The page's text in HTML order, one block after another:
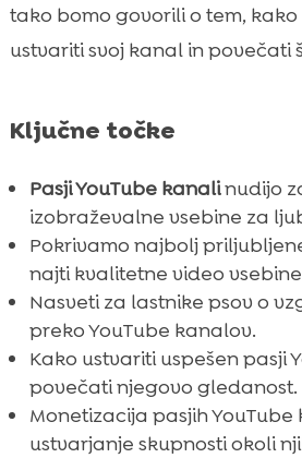
psov
 CricksyDog: Kakovostna
Kako povečati gledanost
kanala
Skupnosti okoli pasjih
 Kako monetizirati pasji
 Zanimivosti in anekdote o
zvezdnikih
 Zaključek
FAQ
tako bomo govorili o tem,
ustvariti svoj kanal in povečati
Ključne točke
Pasji YouTube kanalinudijo
izobraževalne vsebine za
Pokrivamo najbolj
najti kvalitetne video
Nasveti za lastnike psov o
preko YouTube kanalov.
Kako ustvariti uspešen pasji
povečati njegovo gledanost.
Monetizacija pasjih
ustvarjanje skupnosti okoli